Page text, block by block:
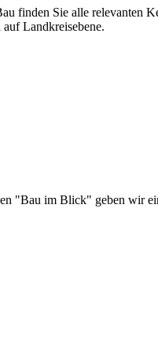
finden Sie alle relevanten
Landkreisebene.
"Bau im Blick" geben wir